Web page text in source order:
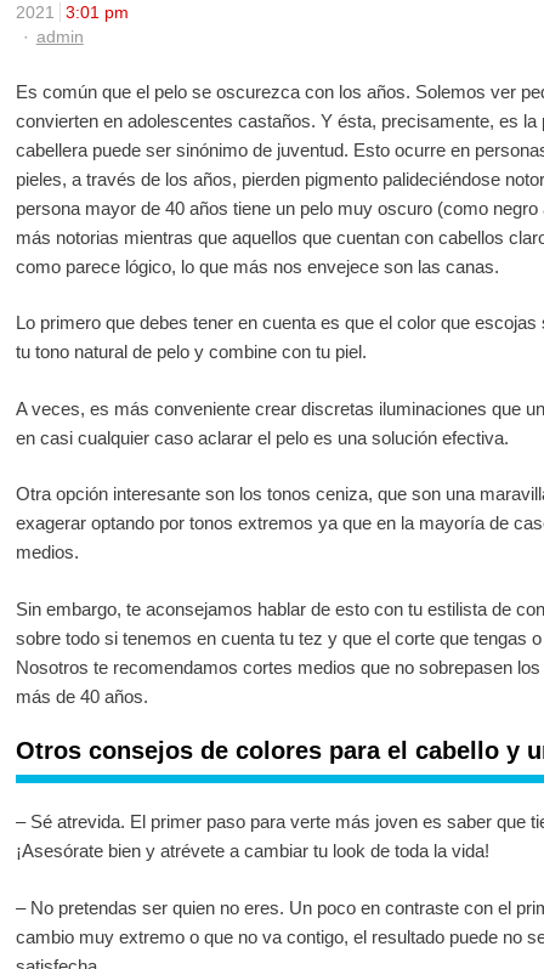
2021
3:01 pm
Author
admin
Es común que el pelo se oscurezca con los años. Solemos ver
convierten en adolescentes castaños. Y ésta, precisamente, es
cabellera puede ser sinónimo de juventud. Esto ocurre en
pieles, a través de los años, pierden pigmento palideciéndose
persona mayor de 40 años tiene un pelo muy oscuro (como
más notorias mientras que aquellos que cuentan con cabellos
como parece lógico, lo que más nos envejece son las canas.
Lo primero que debes tener en cuenta es que el color que
tu tono natural de pelo y combine con tu piel.
A veces, es más conveniente crear discretas iluminaciones que
en casi cualquier caso aclarar el pelo es una solución efectiva.
Otra opción interesante son los tonos ceniza, que son una
exagerar optando por tonos extremos ya que en la mayoría de
medios.
Sin embargo, te aconsejamos hablar de esto con tu estilista de
sobre todo si tenemos en cuenta tu tez y que el corte que tengas
Nosotros te recomendamos cortes medios que no sobrepasen
más de 40 años.
Otros consejos de colores para el cabello y
– Sé atrevida. El primer paso para verte más joven es saber que
¡Asesórate bien y atrévete a cambiar tu look de toda la vida!
– No pretendas ser quien no eres. Un poco en contraste con el
cambio muy extremo o que no va contigo, el resultado puede no